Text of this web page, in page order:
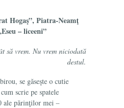
Hogaş”, Piatra-Neamţ
– liceeni”
să vrem. Nu vrem niciodată
destul.
se găseşte o cutie
scrie pe spatele
ale părinţilor mei –